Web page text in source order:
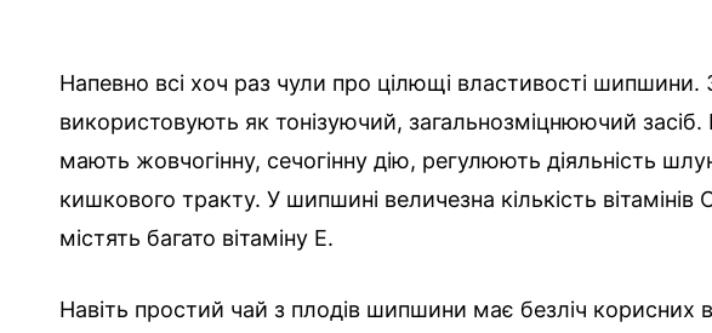
Напевно всі хоч раз чули про цілющі властивості шипшини. З
використовують як тонізуючий, загальнозміцнюючий
мають жовчогінну, сечогінну дію, регулюють діяльність
кишкового тракту. У шипшині величезна кількість вітамінів
містять багато вітаміну Е.
Навіть простий чай з плодів шипшини має безліч корисних